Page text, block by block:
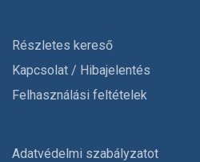
Részletes kereső
Kapcsolat / Hibajelentés
Felhasználási feltételek
Adatvédelmi szabályzatot